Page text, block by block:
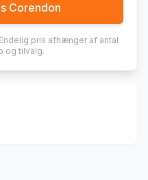
Corendon
pris afhænger af antal
og tilvalg.